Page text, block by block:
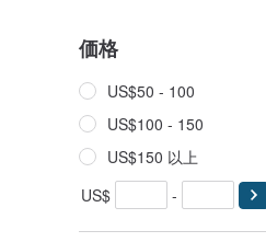
価格
US$50 - 100
US$100 - 150
US$150 以上
US$
-